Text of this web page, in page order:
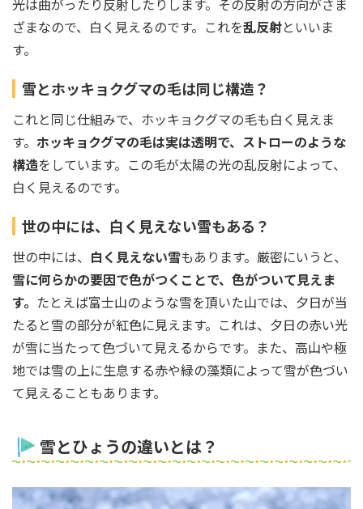
光は曲がったり反射したりします。その反射の方向がさま
ざまなので、白く見えるのです。これを乱反射といいま
す。
雪とホッキョクグマの毛は同じ構造？
これと同じ仕組みで、ホッキョクグマの毛も白く見えま
す。 ホッキョクグマの毛は実は透明で、ストローのような
構造をしています。この毛が太陽の光の乱反射によって、
白く見えるのです。
世の中には、白く見えない雪もある？
世の中には、 白く見えない雪もあります。厳密にいうと、
雪に何らかの要因で色がつくことで、色がついて見えま
す。 たとえば富士山のような雪を頂いた山では、夕日が当
たると雪の部分が紅色に見えます。これは、夕日の赤い光
が雪に当たって色づいて見えるからです。また、高山や極
地では雪の上に生息する赤や緑の藻類によって雪が色づい
て見えることもあります。
雪とひょうの違いとは？